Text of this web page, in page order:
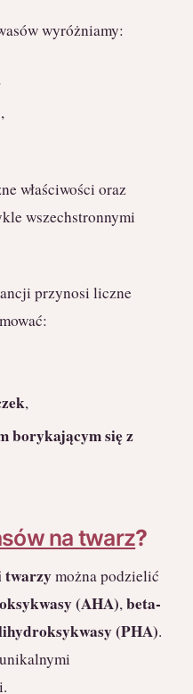
wyróżniamy:
właściwości oraz
wszechstronnymi
przynosi liczne
,
borykającym się z
na twarz?
twarzymożna podzielić
(AHA),beta-
(PHA).